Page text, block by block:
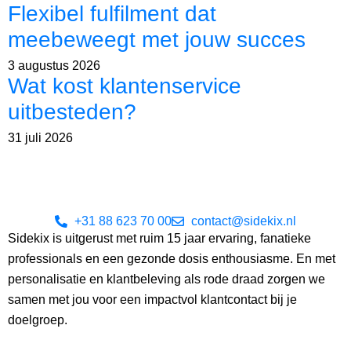
Flexibel fulfilment dat
meebeweegt met jouw succes
3 augustus 2026
Wat kost klantenservice
uitbesteden?
31 juli 2026
+31 88 623 70 00
contact@sidekix.nl
Sidekix is uitgerust met ruim 15 jaar ervaring, fanatieke
professionals en een gezonde dosis enthousiasme. En met
personalisatie en klantbeleving als rode draad zorgen we
samen met jou voor een impactvol klantcontact bij je
doelgroep.